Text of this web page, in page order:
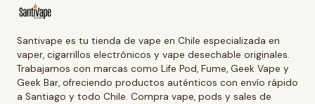
Santivape es tu tienda de vape en Chile especializada en
vaper, cigarrillos electrónicos y vape desechable originales.
Trabajamos con marcas como Life Pod, Fume, Geek Vape y
Geek Bar, ofreciendo productos auténticos con envío rápido
a Santiago y todo Chile. Compra vape, pods y sales de